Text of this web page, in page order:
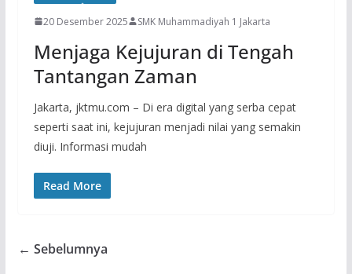
20 Desember 2025 SMK Muhammadiyah 1 Jakarta
Menjaga Kejujuran di Tengah
Tantangan Zaman
Jakarta, jktmu.com – Di era digital yang serba cepat
seperti saat ini, kejujuran menjadi nilai yang semakin
diuji. Informasi mudah
Read More
← Sebelumnya